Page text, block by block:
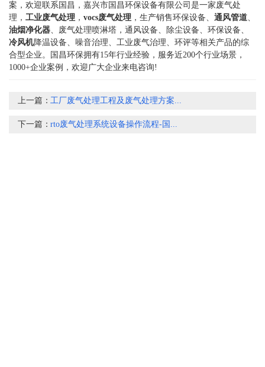
案，欢迎联系国昌，嘉兴市国昌环保设备有限公司是一家废气处
理， 工业废气处理 ， vocs废气处理 ，生产销售环保设备、 通风管道、
油烟净化器、废气处理喷淋塔，通风设备、除尘设备、环保设备、
冷风机降温设备、噪音治理、工业废气治理、环评等相关产品的综
合型企业。国昌环保拥有15年行业经验，服务近200个行业场景，
1000+企业案例，欢迎广大企业来电咨询!
上一篇：工厂废气处理工程及废气处理方案...
下一篇：rto废气处理系统设备操作流程-国...